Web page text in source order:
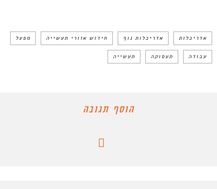
אדריכלות אדריכלות נוף חידוש אזורי תעשייה מפעל
עבודה תעסוקה תעשייה
הוסף תגובה